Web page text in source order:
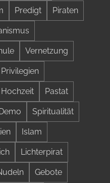
Predigt Piraten
Vernetzung
Privilegien
Hochzeit Pastat
Spiritualität
Islam
Lichterpirat
Gebote